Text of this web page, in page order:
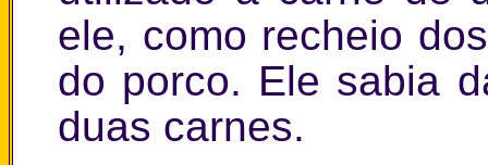
ele, como recheio
do porco. Ele sabia
duas carnes.